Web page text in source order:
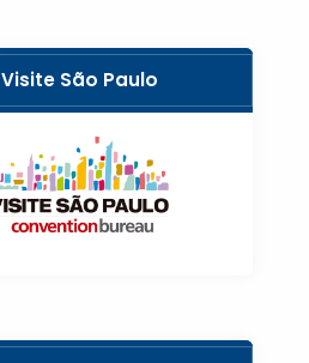
Visite São Paulo